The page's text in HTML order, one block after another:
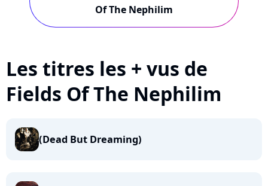
Of The Nephilim
Les titres les + vus de
Fields Of The Nephilim
(Dead But Dreaming)